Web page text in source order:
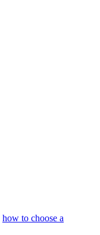
how to choose a